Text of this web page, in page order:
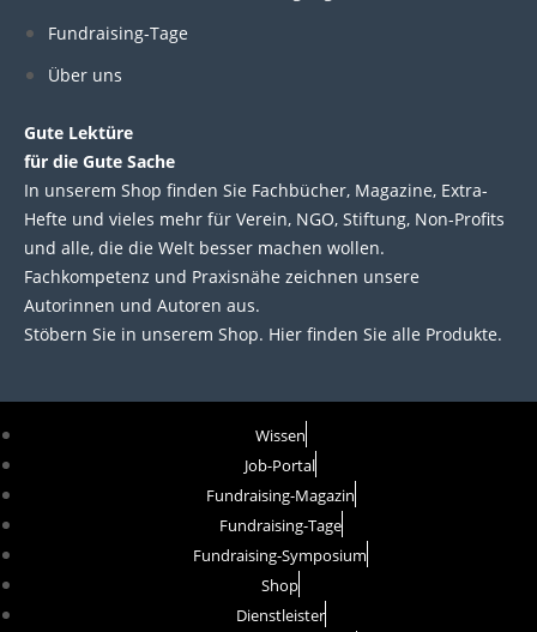
i
n
o
Fundraising-Tage
Über uns
Gute Lektüre
für die Gute Sache
In unserem Shop finden Sie Fachbücher, Magazine, Extra-
Hefte und vieles mehr für Verein, NGO, Stiftung, Non-Profits
und alle, die die Welt besser machen wollen.
Fachkompetenz und Praxisnähe zeichnen unsere
Autorinnen und Autoren aus.
Stöbern Sie in unserem Shop. Hier finden Sie alle Produkte.
Wissen
Job-Portal
Fundraising-Magazin
Fundraising-Tage
Fundraising-Symposium
Shop
Dienstleister